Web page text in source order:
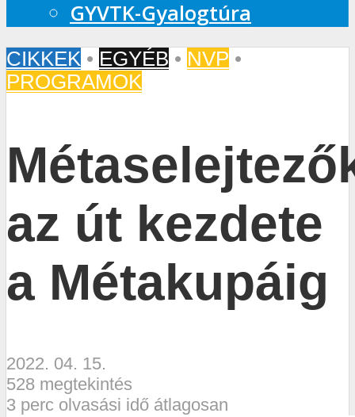
GYVTK-Gyalogtúra
CIKKEK • EGYÉB • NVP •
PROGRAMOK
az út kezdete
a Métakupáig
2022. 04. 15.
528 megtekintés
3 perc olvasási idő átlagosan